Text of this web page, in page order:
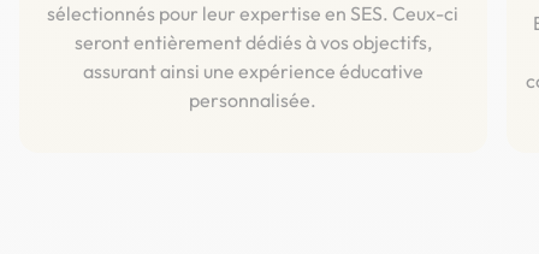
sélectionnés pour leur expertise en SES. Ceux-ci
seront entièrement dédiés à vos objectifs,
assurant ainsi une expérience éducative
personnalisée.